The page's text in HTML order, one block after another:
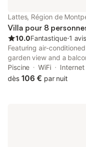
Lattes, Région de
Villa pour 8
10.0Fantastique⋅1 avis
Featuring air-
garden view and a
is located in Lattes. This
free private parking and
Piscine WiFi
Internet
dès 106 € par nuit